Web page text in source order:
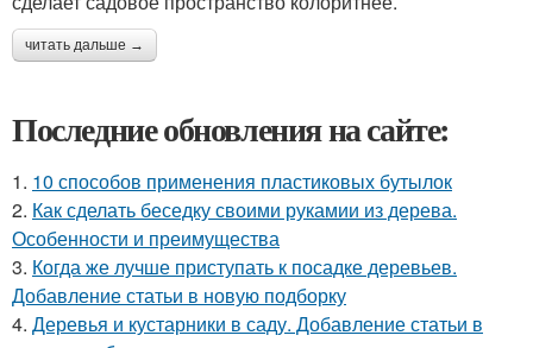
читать дальше →
Последние обновления на сайте:
1. 10 способов применения пластиковых бутылок
2. Как сделать беседку своими рукамии из дерева.
Особенности и преимущества
3. Когда же лучше приступать к посадке деревьев.
Добавление статьи в новую подборку
4. Деревья и кустарники в саду. Добавление статьи в